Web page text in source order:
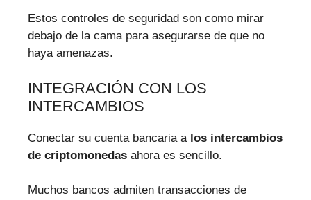
Estos controles de seguridad son como mirar
debajo de la cama para asegurarse de que no
haya amenazas.
INTEGRACIÓN CON LOS
INTERCAMBIOS
Conectar su cuenta bancaria a los intercambios
de criptomonedas ahora es sencillo.
Muchos bancos admiten transacciones de